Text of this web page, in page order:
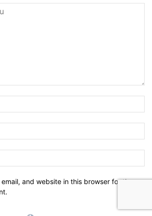
email, and website in this browser for the